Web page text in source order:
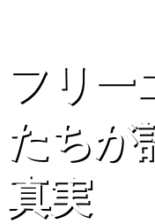
フリー
たちが
真実